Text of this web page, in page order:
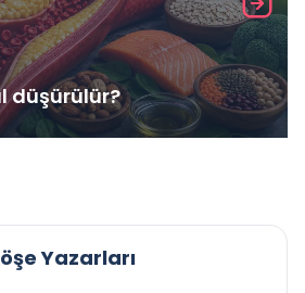
düşürülür?
Yazarları